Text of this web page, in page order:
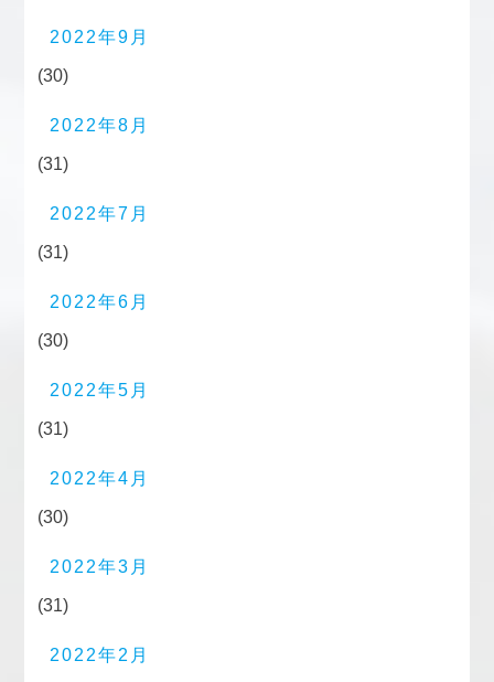
2022年9月
(30)
2022年8月
(31)
2022年7月
(31)
2022年6月
(30)
2022年5月
(31)
2022年4月
(30)
2022年3月
(31)
2022年2月